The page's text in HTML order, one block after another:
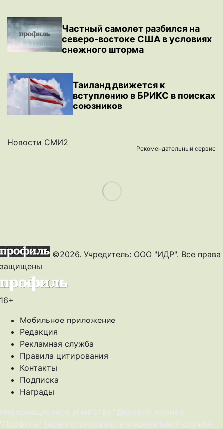
Частный самолет разбился на
северо-востоке США в условиях
снежного шторма
Таиланд движется к
вступлению в БРИКС в поисках
союзников
Новости СМИ2
Рекомендательный сервис
Load More
©2026. Учредитель: ООО "ИДР". Все права
защищены
16+
Мобильное приложение
Редакция
Рекламная служба
Правила цитирования
Контакты
Подписка
Награды
Информационное агентство "Деловой журнал
"Профиль" зарегистрировано в Федеральной службе